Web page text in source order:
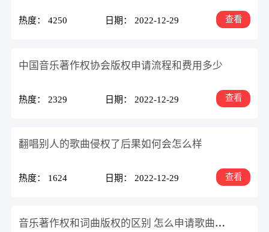
热度： 4250 日期： 2022-12-29 查看
中国音乐著作权协会版权申请流程和费用多少
热度： 2329 日期： 2022-12-29 查看
翻唱别人的歌曲侵权了后果如何会怎么样
热度： 1624 日期： 2022-12-29 查看
音乐著作权和词曲版权的区别 怎么申请歌曲版权